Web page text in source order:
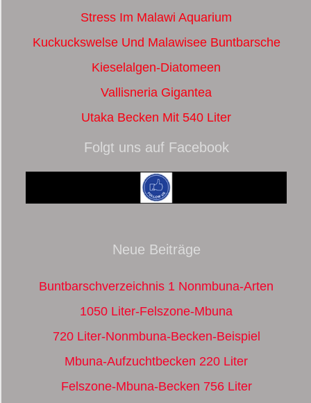
Stress Im Malawi Aquarium
Kuckuckswelse Und Malawisee Buntbarsche
Kieselalgen-Diatomeen
Vallisneria Gigantea
Utaka Becken Mit 540 Liter
Folgt uns auf Facebook
Neue Beiträge
Buntbarschverzeichnis 1 Nonmbuna-Arten
1050 Liter-Felszone-Mbuna
720 Liter-Nonmbuna-Becken-Beispiel
Mbuna-Aufzuchtbecken 220 Liter
Felszone-Mbuna-Becken 756 Liter